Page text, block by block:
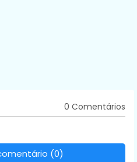
0 Comentários
(0)